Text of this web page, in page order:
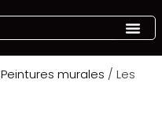
Peintures murales / Les